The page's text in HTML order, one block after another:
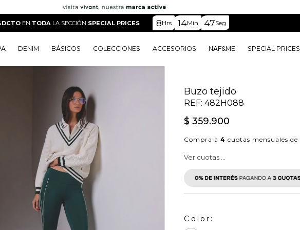
EN TODA LA SECCIÓN SPECIAL PRICES 8Hrs 14Min 46Seg
DENIM BÁSICOS COLECCIONES ACCESORIOS NAF&ME SPECIAL PRICES
Buzo tejido
REF:482H088
$ 359.900
Compra a4 cuotas mensuales de
Ver cuotas ...